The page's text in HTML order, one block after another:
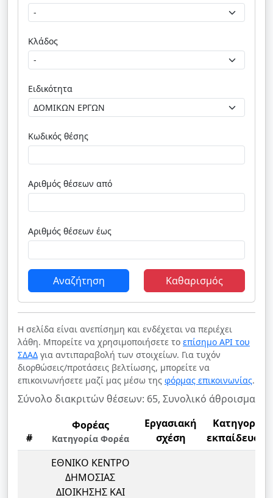
Κλάδος
Ειδικότητα
Κωδικός θέσης
Αριθμός θέσεων από
Αριθμός θέσεων έως
Αναζήτηση Καθαρισμός
Η σελίδα είναι ανεπίσημη και ενδέχεται να περιέχει
λάθη. Μπορείτε να χρησιμοποιήσετε το επίσημο API του
ΣΔΑΔ για αντιπαραβολή των στοιχείων. Για τυχόν
διορθώσεις/προτάσεις βελτίωσης, μπορείτε να
επικοινωνήσετε μαζί μας μέσω της φόρμας επικοινωνίας.
Σύνολο διακριτών θέσεων: 65, Συνολικό άθροισμα
#
Φορέας
Κατηγορία Φορέα
Εργασιακή
σχέση
Κατηγορία
εκπαίδευσης
ΕΘΝΙΚΟ ΚΕΝΤΡΟ
ΔΗΜΟΣΙΑΣ
ΔΙΟΙΚΗΣΗΣ ΚΑΙ